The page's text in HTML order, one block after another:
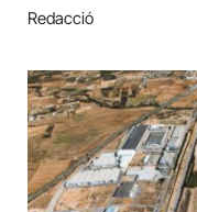
Redacció